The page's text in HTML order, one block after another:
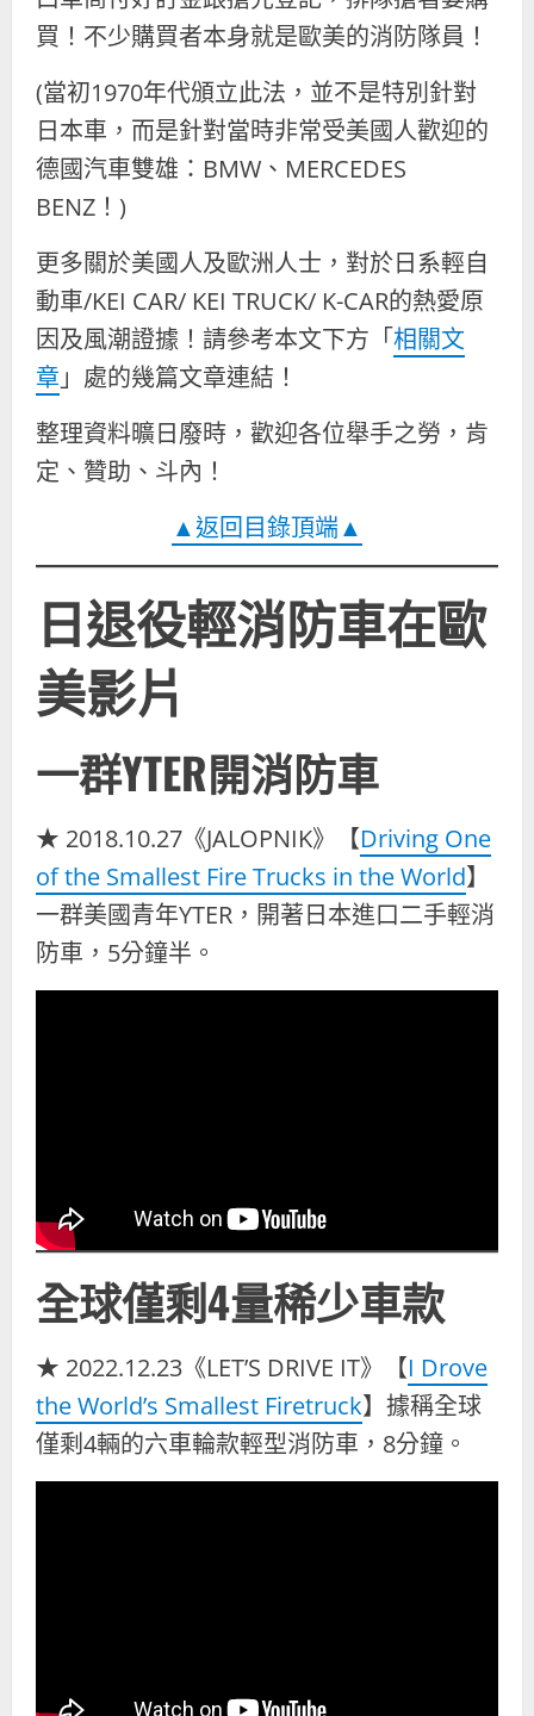
買！不少購買者本身就是歐美的消防隊員！
(當初1970年代頒立此法，並不是特別針對
日本車，而是針對當時非常受美國人歡迎的
德國汽車雙雄：BMW、MERCEDES
BENZ！)
更多關於美國人及歐洲人士，對於日系輕自
動車/KEI CAR/ KEI TRUCK/ K-CAR的熱愛原
因及風潮證據！請參考本文下方「相關文
章 」處的幾篇文章連結！
整理資料曠日廢時，歡迎各位舉手之勞，肯
定、贊助、斗內！
▲返回目錄頂端▲
日退役輕消防車在歐
美影片
一群YTER開消防車
★ 2018.10.27《JALOPNIK》【Driving One
of the Smallest Fire Trucks in the World】
一群美國青年YTER，開著日本進口二手輕消
防車，5分鐘半。
全球僅剩4量稀少車款
★ 2022.12.23《LET’S DRIVE IT》【I Drove
the World’s Smallest Firetruck】據稱全球
僅剩4輛的六車輪款輕型消防車，8分鐘。